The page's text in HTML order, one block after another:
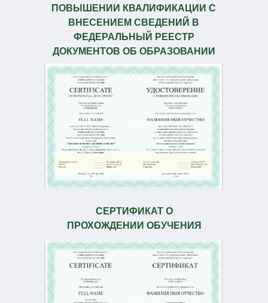
СЕРТИФИКАТ О
ПРОХОЖДЕНИИ ОБУЧЕНИЯ
ПОВЫШЕНИИ КВАЛИФИКАЦИИ С
ВНЕСЕНИЕМ СВЕДЕНИЙ В
ФЕДЕРАЛЬНЫЙ РЕЕСТР
ДОКУМЕНТОВ ОБ ОБРАЗОВАНИИ